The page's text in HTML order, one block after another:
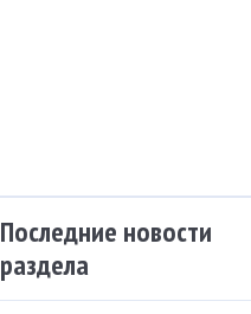
Последние новости
раздела